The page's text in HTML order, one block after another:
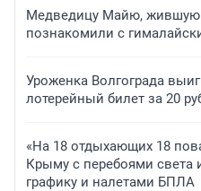
Медведицу Майю, жившую
познакомили с
Уроженка Волгограда
лотерейный билет за 20
«На 18 отдыхающих 18
Крыму с перебоями света
графику и налетами БПЛА